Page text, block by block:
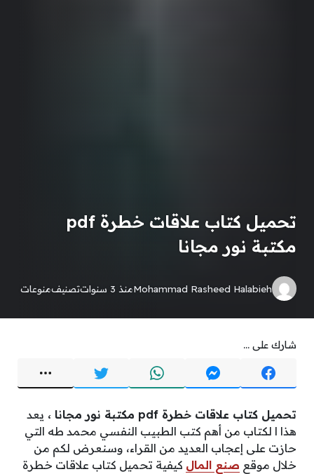
تحميل كتاب علاقات خطرة pdf
مكتبة نور مجانا
Mohammad Rasheed Halabiehمنذ 3 سنوات تصنيفمنوعات
شارك على ...
تحميل كتاب علاقات خطرة pdf مكتبة نور مجانا ،
يعد
هذا ا لكتاب من أهم كتب الطبيب النفسي محمد طه التي
حازت على إعجاب العديد من القراء، وسنعرض لكم من
خلال موقع صنع المال كيفية تحميل كتاب علاقات خطرة